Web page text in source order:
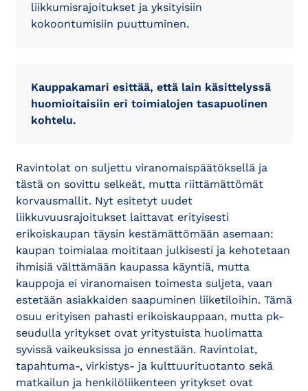
liikkumisrajoitukset ja yksityisiin
kokoontumisiin puuttuminen.
Kauppakamari esittää, että lain käsittelyssä
huomioitaisiin eri toimialojen tasapuolinen
kohtelu.
Ravintolat on suljettu viranomaispäätöksellä ja
tästä on sovittu selkeät, mutta riittämättömät
korvausmallit. Nyt esitetyt uudet
liikkuvuusrajoitukset laittavat erityisesti
erikoiskaupan täysin kestämättömään asemaan:
kaupan toimialaa moititaan julkisesti ja kehotetaan
ihmisiä välttämään kaupassa käyntiä, mutta
kauppoja ei viranomaisen toimesta suljeta, vaan
estetään asiakkaiden saapuminen liiketiloihin. Tämä
osuu erityisen pahasti erikoiskauppaan, mutta pk-
seudulla yritykset ovat yritystuista huolimatta
syvissä vaikeuksissa jo ennestään. Ravintolat,
tapahtuma-, virkistys- ja kulttuurituotanto sekä
matkailun ja henkilöliikenteen yritykset ovat